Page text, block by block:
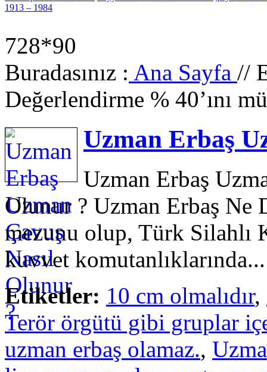
1913 – 1984
728*90
Buradasınız : Ana Sayfa //
Değerlendirme % 40’ını
Uzman Erbaş
Uzman Erbaş
Olunur ? Uzman Erbaş Ne
mezunu olup, Türk Silahlı
kuvvet
Etiketler: 10 cm olmalıdır,
Terör örgütü gibi gruplar
uzman erbaş olamaz.,